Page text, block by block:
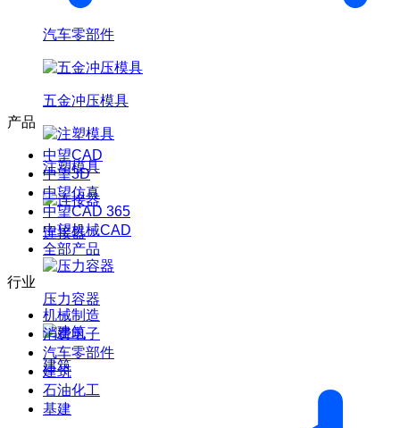
汽车零部件
五金冲压模具
注塑模具
连接器
压力容器
建筑
产品
中望CAD
中望3D
中望仿真
中望CAD 365
中望机械CAD
全部产品
行业
机械制造
消费电子
汽车零部件
建筑
石油化工
基建